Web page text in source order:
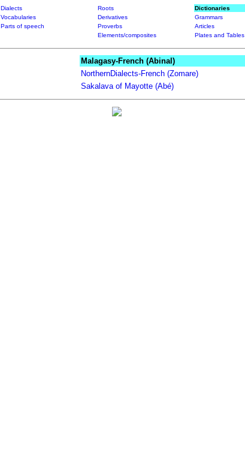
Dialects Roots Dictionaries
Vocabularies Derivatives Grammars
Parts of speech Proverbs Articles
Elements/composites Plates and Tables
Malagasy-French (Abinal)
NorthernDialects-French (Zomare)
Sakalava of Mayotte (Abé)